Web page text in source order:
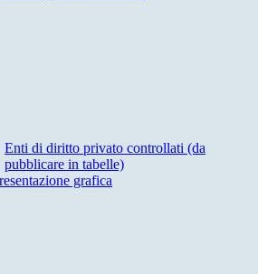
Enti di diritto privato controllati (da
pubblicare in tabelle)
grafica